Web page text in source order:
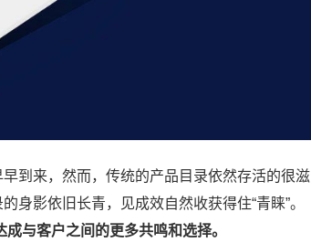
到来，然而，传统的产品目录依然存活的很滋
影依旧长青，见成效自然收获得住“青睐”。
与客户之间的更多共鸣和选择。